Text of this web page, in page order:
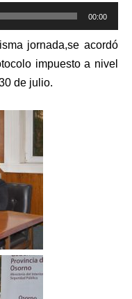
00:00
jornada,se acordó
impuesto a nivel
de julio.